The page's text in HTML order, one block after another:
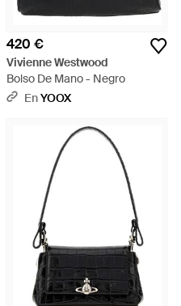
420 €
Vivienne Westwood
Bolso De Mano - Negro
EnYOOX